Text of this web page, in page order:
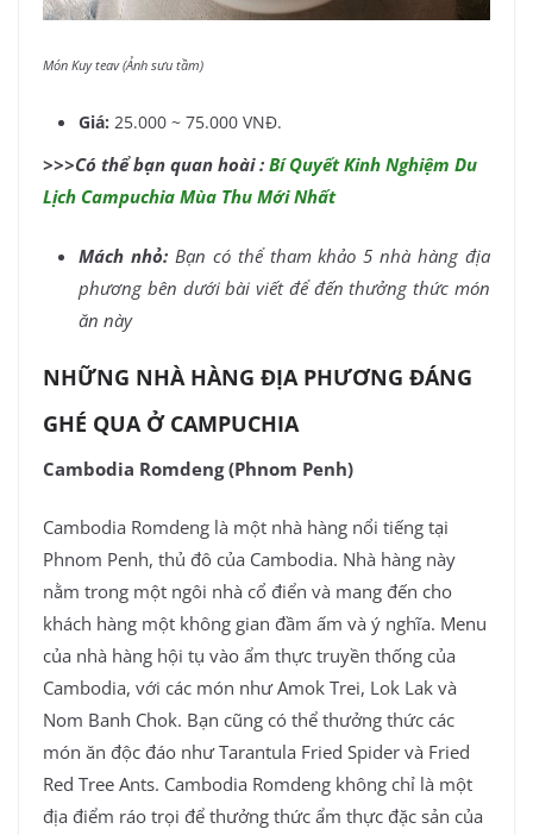
Món Kuy teav (Ảnh sưu tầm)
Giá: 25.000 ~ 75.000 VNĐ.
>>>Có thể bạn quan hoài : Bí Quyết Kinh Nghiệm Du
Lịch Campuchia Mùa Thu Mới Nhất
Mách nhỏ: Bạn có thể tham khảo 5 nhà hàng địa
phương bên dưới bài viết để đến thưởng thức món
ăn này
NHỮNG NHÀ HÀNG ĐỊA PHƯƠNG ĐÁNG
GHÉ QUA Ở CAMPUCHIA
Cambodia Romdeng (Phnom Penh)
Cambodia Romdeng là một nhà hàng nổi tiếng tại
Phnom Penh, thủ đô của Cambodia. Nhà hàng này
nằm trong một ngôi nhà cổ điển và mang đến cho
khách hàng một không gian đầm ấm và ý nghĩa. Menu
của nhà hàng hội tụ vào ẩm thực truyền thống của
Cambodia, với các món như Amok Trei, Lok Lak và
Nom Banh Chok. Bạn cũng có thể thưởng thức các
món ăn độc đáo như Tarantula Fried Spider và Fried
Red Tree Ants. Cambodia Romdeng không chỉ là một
địa điểm ráo trọi để thưởng thức ẩm thực đặc sản của